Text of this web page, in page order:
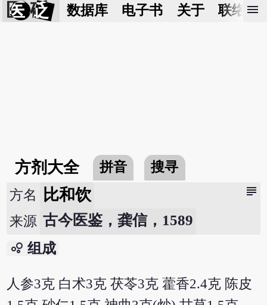
医 砭 数据库 电子书 关于 联络我
menu
方剂大全 拼音 搜寻
subject
方名 比和饮
来源 古今医鉴，龚信，1589
bubble_chart 组成
人参3克 白术3克 茯苓3克 藿香2.4克 陈皮